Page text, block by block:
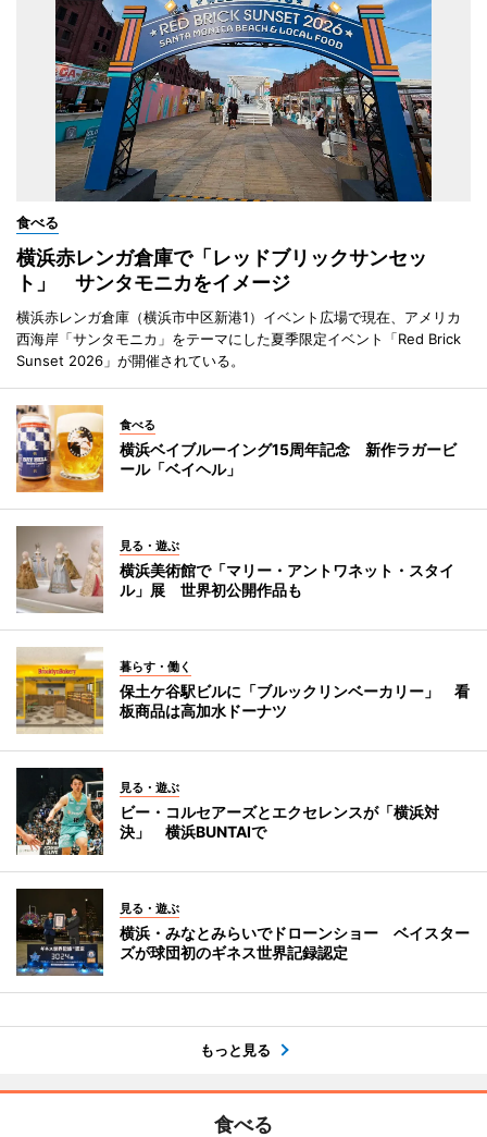
食べる
横浜赤レンガ倉庫で「レッドブリックサンセッ
ト」 サンタモニカをイメージ
横浜赤レンガ倉庫（横浜市中区新港1）イベント広場で現在、アメリカ
西海岸「サンタモニカ」をテーマにした夏季限定イベント「Red Brick
Sunset 2026」が開催されている。
食べる
横浜ベイブルーイング15周年記念 新作ラガービ
ール「ベイヘル」
見る・遊ぶ
横浜美術館で「マリー・アントワネット・スタイ
ル」展 世界初公開作品も
暮らす・働く
保土ケ谷駅ビルに「ブルックリンベーカリー」 看
板商品は高加水ドーナツ
見る・遊ぶ
ビー・コルセアーズとエクセレンスが「横浜対
決」 横浜BUNTAIで
見る・遊ぶ
横浜・みなとみらいでドローンショー ベイスター
ズが球団初のギネス世界記録認定
もっと見る
食べる